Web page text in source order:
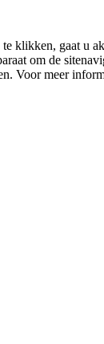
klikken, gaat u
om de
Voor meer